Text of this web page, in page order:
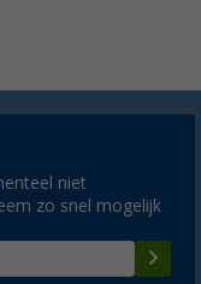
niet
zo snel mogelijk